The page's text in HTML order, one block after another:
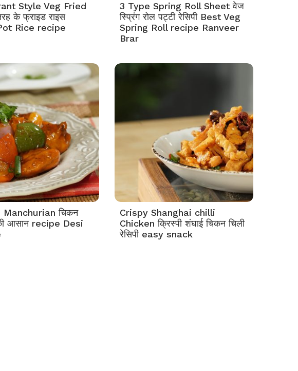
Style Veg Fried
के फ्राइड राइस
Rice recipe
3 Type Spring Roll Sheet वेज
स्प्रिंग रोल पट्टी रेसिपी Best Veg
Spring Roll recipe Ranveer
Brar
Manchurian चिकन
आसान recipe Desi
Crispy Shanghai chilli
Chicken क्रिस्पी शंघाई चिकन चिली
रेसिपी easy snack